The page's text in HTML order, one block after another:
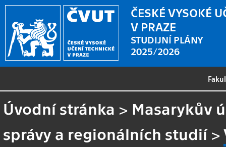
ČESKÉ VYSOKÉ
V PRAZE
STUDIJNÍ PLÁNY
2025/2026
Úvodní stránka > Masarykův
správy a regionálních studií>